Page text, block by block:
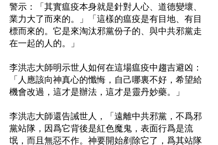
警示：「其實瘟疫本身就是針對人心、道德變壞、
業力大了而來的。」「這樣的瘟疫是有目地、有目
標而來的。它是來淘汰邪黨份子的、與中共邪黨走
在一起的人的。」
李洪志大師明示世人如何在這場瘟疫中趨吉避凶：
「人應該向神真心的懺悔，自己哪裏不好，希望給
機會改過，這才是辦法，這才是靈丹妙藥。」
李洪志大師還告誡世人，「遠離中共邪黨，不爲邪
黨站隊，因爲它背後是紅色魔鬼，表面行爲是流
氓，而且無惡不作。神要開始剷除它了，爲其站隊